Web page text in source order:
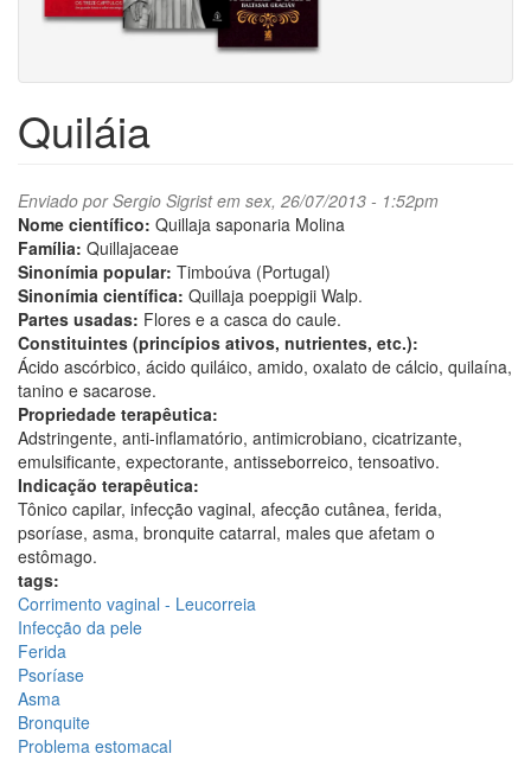
Quiláia
Enviado porSergio Sigristem sex, 26/07/2013 - 1:52pm
Nome científico: Quillaja saponaria Molina
Família: Quillajaceae
Sinonímia popular: Timboúva (Portugal)
Sinonímia científica: Quillaja poeppigii Walp.
Partes usadas: Flores e a casca do caule.
Constituintes (princípios ativos, nutrientes, etc.):
Ácido ascórbico, ácido quiláico, amido, oxalato de cálcio, quilaína,
tanino e sacarose.
Propriedade terapêutica:
Adstringente, anti-inflamatório, antimicrobiano, cicatrizante,
emulsificante, expectorante, antisseborreico, tensoativo.
Indicação terapêutica:
Tônico capilar, infecção vaginal, afecção cutânea, ferida,
psoríase, asma, bronquite catarral, males que afetam o
estômago.
tags:
Corrimento vaginal - Leucorreia
Infecção da pele
Ferida
Psoríase
Asma
Bronquite
Problema estomacal